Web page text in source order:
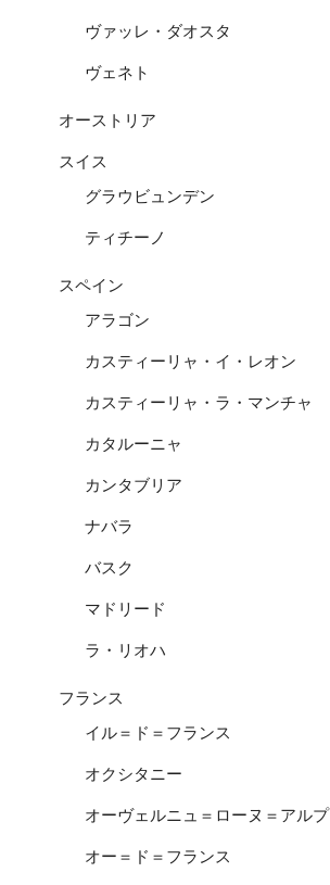
ヴァッレ・ダオスタ
ヴェネト
オーストリア
スイス
グラウビュンデン
ティチーノ
スペイン
アラゴン
カスティーリャ・イ・レオン
カスティーリャ・ラ・マンチャ
カタルーニャ
カンタブリア
ナバラ
バスク
マドリード
ラ・リオハ
フランス
イル＝ド＝フランス
オクシタニー
オーヴェルニュ＝ローヌ＝アルプ
オー＝ド＝フランス